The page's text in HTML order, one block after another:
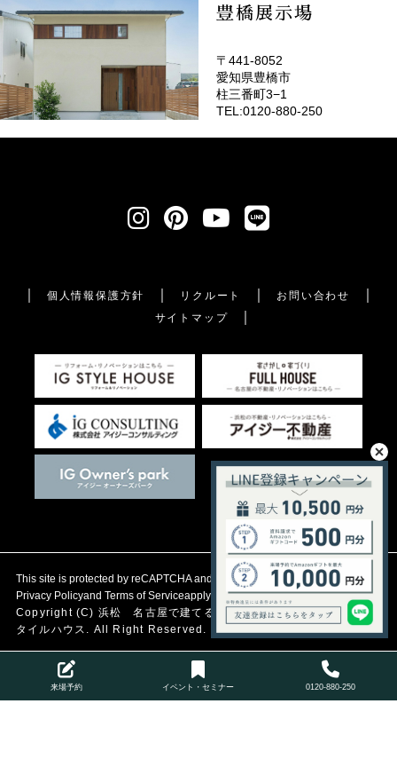
豊橋展示場
〒441-8052
愛知県豊橋市
柱三番町3−1
TEL:0120-880-250
個人情報保護方針 リクルート
お問い合わせ
サイトマップ
This site is protected by reCAPTCHA and the Google
Privacy Policyand Terms of Serviceapply.
Copyright (C) 浜松 名古屋で建てる自然素材の注文住宅アイジース
タイルハウス. All Right Reserved.
来場予約 イベント・セミナー 0120-880-250